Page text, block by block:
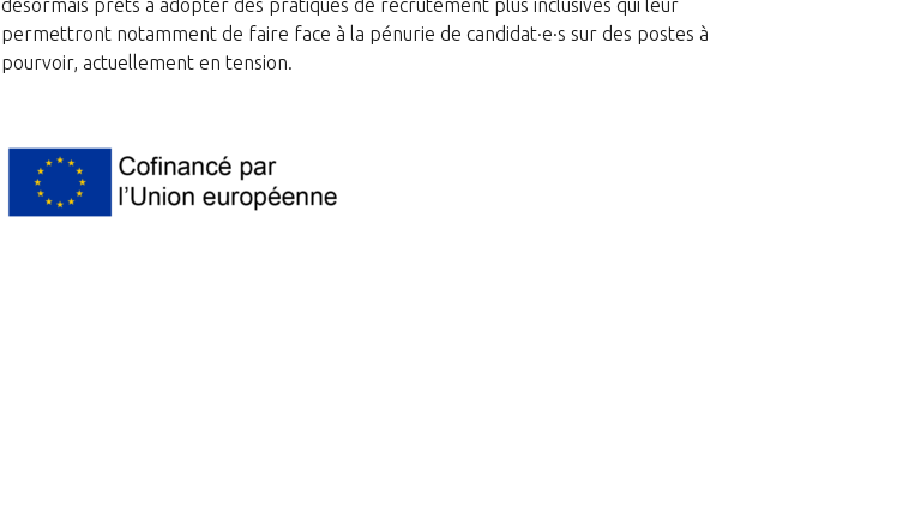
désormais prêts à adopter des pratiques de recrutement plus inclusives qui leur
permettront notamment de faire face à la pénurie de candidat·e·s sur des postes à
pourvoir, actuellement en tension.